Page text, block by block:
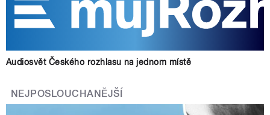
Audiosvět Českého rozhlasu na jednom místě
NEJPOSLOUCHANĚJŠÍ